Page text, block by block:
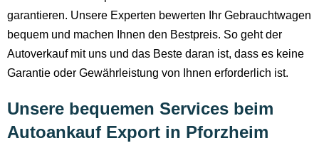
garantieren. Unsere Experten bewerten Ihr Gebrauchtwagen
bequem und machen Ihnen den Bestpreis. So geht der
Autoverkauf mit uns und das Beste daran ist, dass es keine
Garantie oder Gewährleistung von Ihnen erforderlich ist.
Unsere bequemen Services beim
Autoankauf Export in Pforzheim